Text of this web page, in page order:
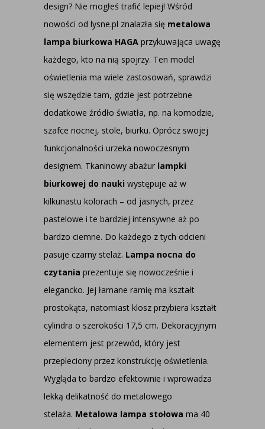
design? Nie mogłeś trafić lepiej! Wśród
nowości od lysne.pl znalazła się metalowa
lampa biurkowa HAGA przykuwająca uwagę
każdego, kto na nią spojrzy. Ten model
oświetlenia ma wiele zastosowań, sprawdzi
się wszędzie tam, gdzie jest potrzebne
dodatkowe źródło światła, np. na komodzie,
szafce nocnej, stole, biurku. Oprócz swojej
funkcjonalności urzeka nowoczesnym
designem. Tkaninowy abażur lampki
biurkowej do nauki występuje aż w
kilkunastu kolorach – od jasnych, przez
pastelowe i te bardziej intensywne aż po
bardzo ciemne. Do każdego z tych odcieni
pasuje czarny stelaż. Lampa nocna do
czytania prezentuje się nowocześnie i
elegancko. Jej łamane ramię ma kształt
prostokąta, natomiast klosz przybiera kształt
cylindra o szerokości 17,5 cm. Dekoracyjnym
elementem jest przewód, który jest
przepleciony przez konstrukcję oświetlenia.
Wygląda to bardzo efektownie i wprowadza
lekką delikatność do metalowego
stelaża. Metalowa lampa stołowa ma 40